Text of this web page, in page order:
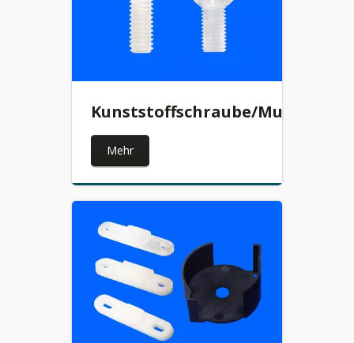
Kunststoffschraube/Mutter/
Mehr